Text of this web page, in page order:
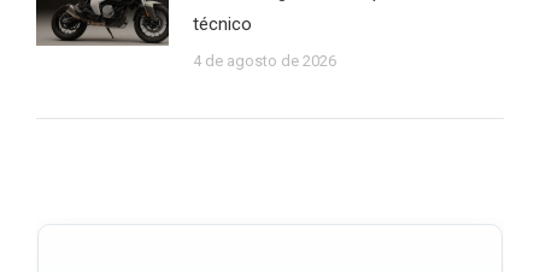
técnico
4 de agosto de 2026